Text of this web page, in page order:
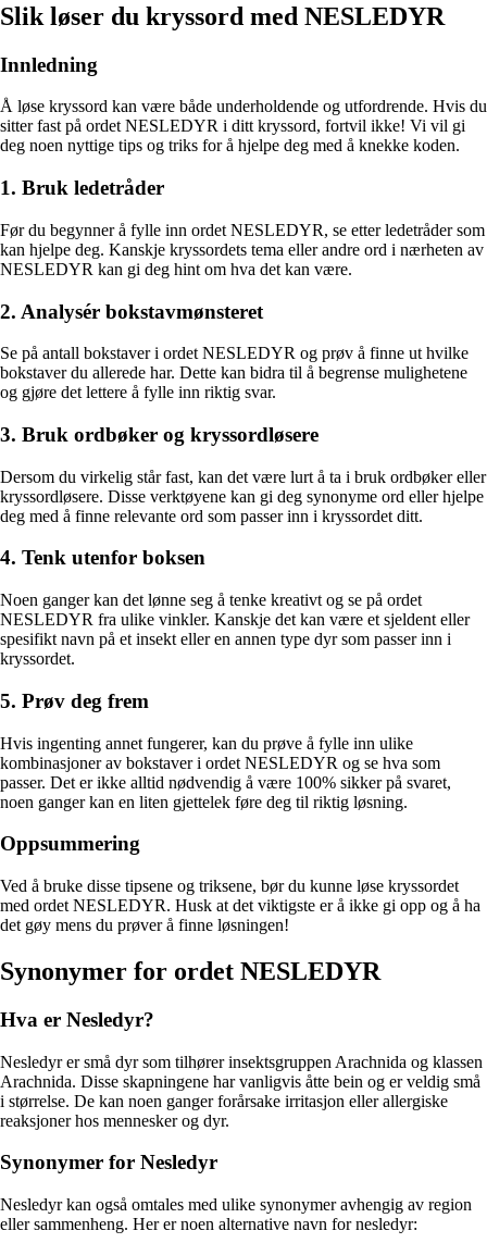
Slik løser du kryssord med NESLEDYR
Innledning
Å løse kryssord kan være både underholdende og utfordrende. Hvis du
sitter fast på ordet NESLEDYR i ditt kryssord, fortvil ikke! Vi vil gi
deg noen nyttige tips og triks for å hjelpe deg med å knekke koden.
1. Bruk ledetråder
Før du begynner å fylle inn ordet NESLEDYR, se etter ledetråder som
kan hjelpe deg. Kanskje kryssordets tema eller andre ord i nærheten av
NESLEDYR kan gi deg hint om hva det kan være.
2. Analysér bokstavmønsteret
Se på antall bokstaver i ordet NESLEDYR og prøv å finne ut hvilke
bokstaver du allerede har. Dette kan bidra til å begrense mulighetene
og gjøre det lettere å fylle inn riktig svar.
3. Bruk ordbøker og kryssordløsere
Dersom du virkelig står fast, kan det være lurt å ta i bruk ordbøker eller
kryssordløsere. Disse verktøyene kan gi deg synonyme ord eller hjelpe
deg med å finne relevante ord som passer inn i kryssordet ditt.
4. Tenk utenfor boksen
Noen ganger kan det lønne seg å tenke kreativt og se på ordet
NESLEDYR fra ulike vinkler. Kanskje det kan være et sjeldent eller
spesifikt navn på et insekt eller en annen type dyr som passer inn i
kryssordet.
5. Prøv deg frem
Hvis ingenting annet fungerer, kan du prøve å fylle inn ulike
kombinasjoner av bokstaver i ordet NESLEDYR og se hva som
passer. Det er ikke alltid nødvendig å være 100% sikker på svaret,
noen ganger kan en liten gjettelek føre deg til riktig løsning.
Oppsummering
Ved å bruke disse tipsene og triksene, bør du kunne løse kryssordet
med ordet NESLEDYR. Husk at det viktigste er å ikke gi opp og å ha
det gøy mens du prøver å finne løsningen!
Synonymer for ordet NESLEDYR
Hva er Nesledyr?
Nesledyr er små dyr som tilhører insektsgruppen Arachnida og klassen
Arachnida. Disse skapningene har vanligvis åtte bein og er veldig små
i størrelse. De kan noen ganger forårsake irritasjon eller allergiske
reaksjoner hos mennesker og dyr.
Synonymer for Nesledyr
Nesledyr kan også omtales med ulike synonymer avhengig av region
eller sammenheng. Her er noen alternative navn for nesledyr: